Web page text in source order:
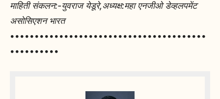
माहिती संकलन:-युवराज येडूरे,अध्यक्ष:महा एनजीओ डेव्हलपमेंट
असोसिएशन भारत
••••••••••••••••••••••••••••••••••••••••
••••••••••